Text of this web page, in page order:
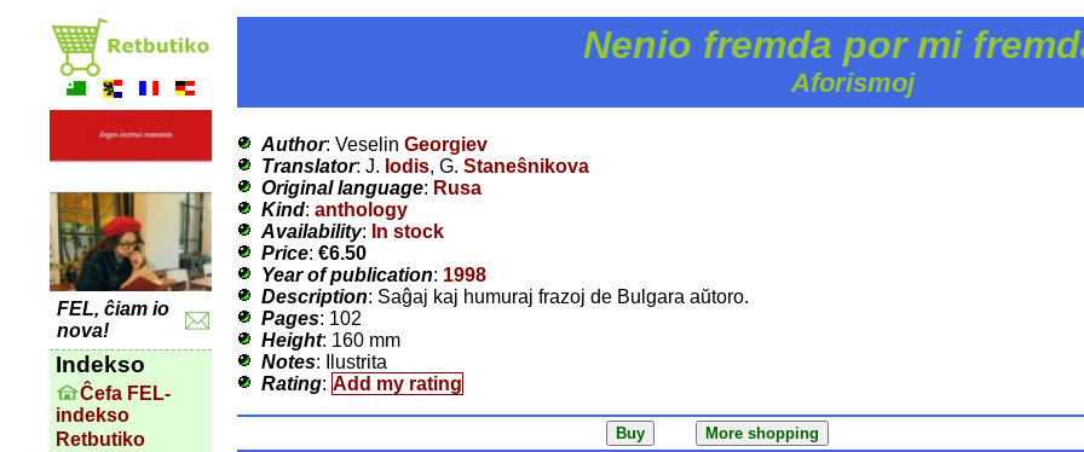
FEL, ĉiam io
nova!
Indekso
Ĉefa FEL-
indekso
Retbutiko
Nenio fremda por mi
Aforismoj
Author: Veselin Georgiev
Translator: J. Iodis, G. Staneŝnikova
Original language: Rusa
Kind: anthology
Availability: In stock
Price: €6.50
Year of publication: 1998
Description: Saĝaj kaj humuraj frazoj de Bulgara aŭtoro.
Pages: 102
Height: 160 mm
Notes: Ilustrita
Rating: Add my rating